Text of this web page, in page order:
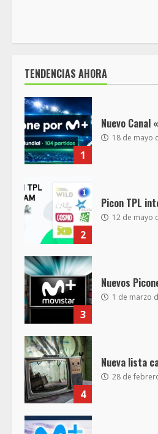
TENDENCIAS AHORA
1
Nuevo Canal
18 de mayo
2
Picon TPL
12 de mayo
3
Nuevos
1 de marzo
4
Nueva lista
28 de